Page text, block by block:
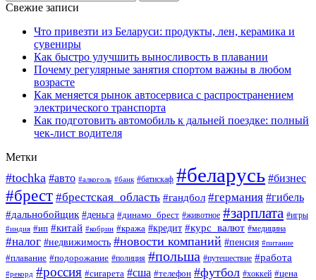
Свежие записи
Что привезти из Беларуси: продукты, лен, керамика и
сувениры
Как быстро улучшить выносливость в плавании
Почему регулярные занятия спортом важны в любом
возрасте
Как меняется рынок автосервиса с распространением
электрического транспорта
Как подготовить автомобиль к дальней поездке: полный
чек-лист водителя
Метки
#tochka #авто #алкоголь #банк #батискаф #беларусь #бизнес
#брест #брестская_область #гандбол #германия #гибель
#дальнобойщик #деньга #динамо_брест #животное #зарплата #игры
#индия #ип #китай #кобрин #кража #кредит #курс_валют #медицина
#налог #недвижимость #новости компаний #пенсия #питание
#плавание #подорожание #полиция #польша #путешествие #работа
#рекорд #россия #сигарета #сша #телефон #футбол #хоккей #цена